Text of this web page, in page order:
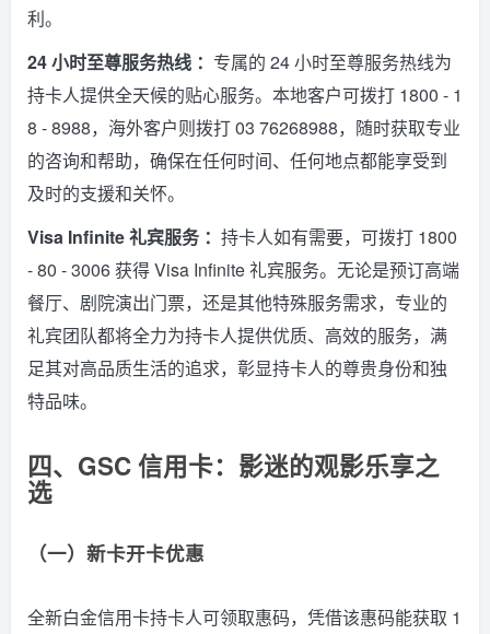
利。
24 小时至尊服务热线 ： 专属的 24 小时至尊服务热线为
持卡人提供全天候的贴心服务。本地客户可拨打 1800 - 1
8 - 8988，海外客户则拨打 03 76268988，随时获取专业
的咨询和帮助，确保在任何时间、任何地点都能享受到
及时的支援和关怀。
Visa Infinite 礼宾服务 ： 持卡人如有需要，可拨打 1800
- 80 - 3006 获得 Visa Infinite 礼宾服务。无论是预订高端
餐厅、剧院演出门票，还是其他特殊服务需求，专业的
礼宾团队都将全力为持卡人提供优质、高效的服务，满
足其对高品质生活的追求，彰显持卡人的尊贵身份和独
特品味。
四、GSC 信用卡：影迷的观影乐享之
选
（一）新卡开卡优惠
全新白金信用卡持卡人可领取惠码，凭借该惠码能获取 1